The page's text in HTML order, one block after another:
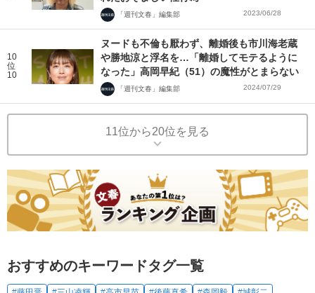
「週刊文春」編集部 2023/06/28
10
位
10
ヌードも不倫も厭わず、離婚後も市川海老蔵
や勝地涼と浮名を…「離婚してモテるように
なった」高岡早紀（51）の魔性がとまらない
「週刊文春」編集部 2024/07/29
11位から20位を見る
おすすめのキーワードタグ一覧